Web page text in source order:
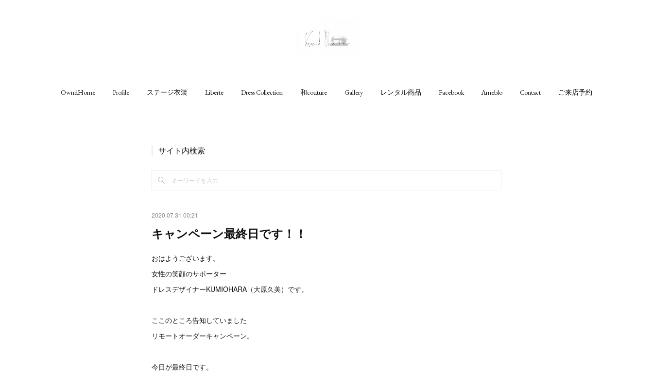
OwndHome Profile ステージ衣装 Liberte Dress Collection 和couture Gallery レンタル商品 Facebook Ameblo Contact ご来店予約
サイト内検索
2020.07.31 00:21
キャンペーン最終日です！！
おはようございます。
女性の笑顔のサポーター
ドレスデザイナーKUMIOHARA（大原久美）です。
ここのところ告知していました
リモートオーダーキャンペーン。
今日が最終日です。